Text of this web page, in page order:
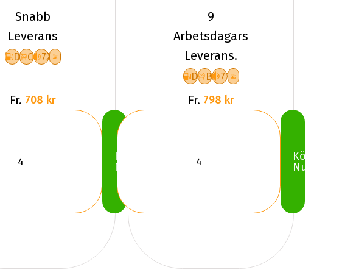
SW608
DCB72 P
Snabb
Leverans
D C 72
Fr. 708 kr
Köp
Nu
DELINTE
AW7 XL
9
Arbetsdagars
Leverans.
D B 71
Fr. 798 kr
Köp
Nu